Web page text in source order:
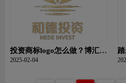
投资商标logo怎么做？博汇源
金融投资品牌logo设计
2025-02-04
牌